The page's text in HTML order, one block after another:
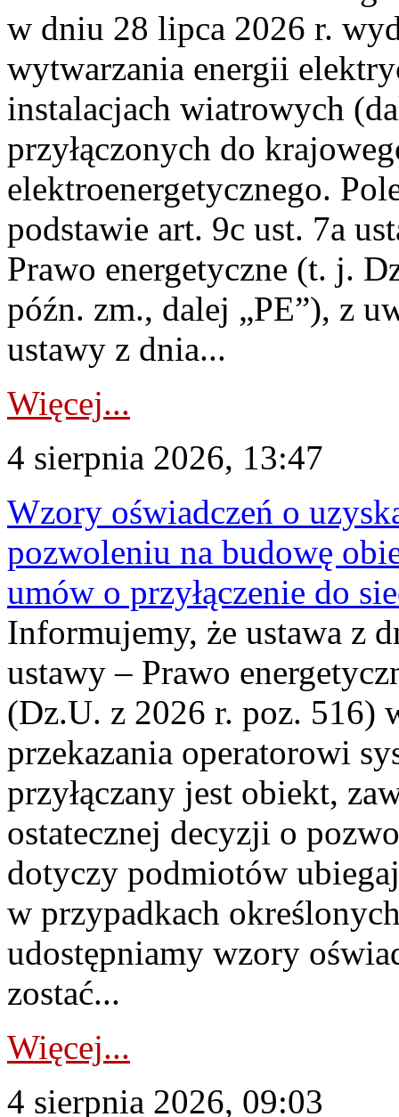
w dniu 28 lipca 2026 r.
wytwarzania energii
instalacjach wiatrowych
przyłączonych do
elektroenergetycznego.
podstawie art. 9c ust. 7a
Prawo energetyczne (t. j.
późn. zm., dalej „PE”), z
ustawy z dnia...
Więcej...
4 sierpnia 2026, 13:47
Wzory oświadczeń o
pozwoleniu na budowę
umów o przyłączenie do
Informujemy, że ustawa z
ustawy – Prawo
(Dz.U. z 2026 r. poz. 516)
przekazania operatorowi
przyłączany jest obiekt,
ostatecznej decyzji o
dotyczy podmiotów
w przypadkach
udostępniamy wzory
zostać...
Więcej...
4 sierpnia 2026, 09:03